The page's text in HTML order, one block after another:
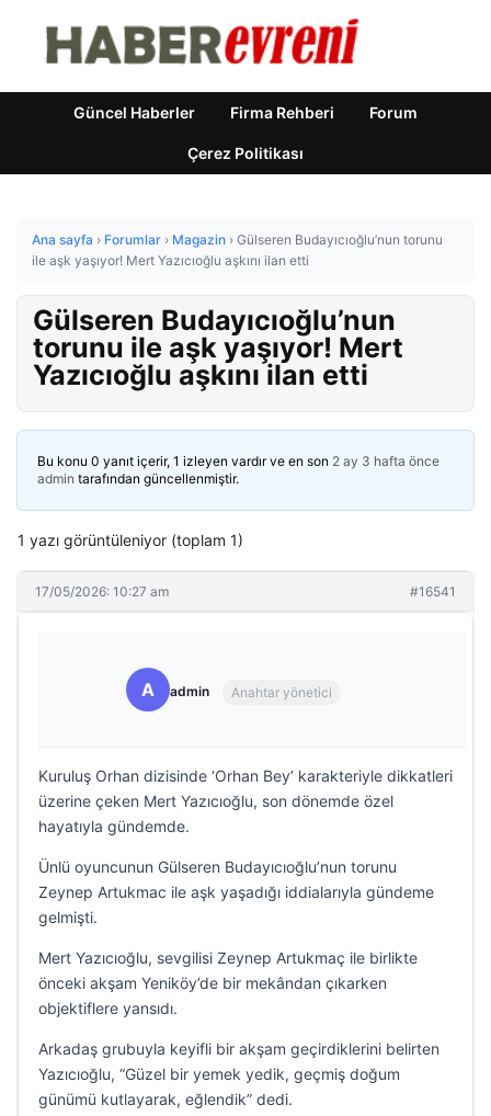
Güncel Haberler Firma Rehberi Forum
Çerez Politikası
Ana sayfa › Forumlar › Magazin › Gülseren Budayıcıoğlu’nun torunu
ile aşk yaşıyor! Mert Yazıcıoğlu aşkını ilan etti
Gülseren Budayıcıoğlu’nun
torunu ile aşk yaşıyor! Mert
Yazıcıoğlu aşkını ilan etti
Bu konu 0 yanıt içerir, 1 izleyen vardır ve en son 2 ay 3 hafta önce
admin tarafından güncellenmiştir.
1 yazı görüntüleniyor (toplam 1)
17/05/2026: 10:27 am #16541
A admin Anahtar yönetici
Kuruluş Orhan dizisinde ‘Orhan Bey’ karakteriyle dikkatleri
üzerine çeken Mert Yazıcıoğlu, son dönemde özel
hayatıyla gündemde.
Ünlü oyuncunun Gülseren Budayıcıoğlu’nun torunu
Zeynep Artukmac ile aşk yaşadığı iddialarıyla gündeme
gelmişti.
Mert Yazıcıoğlu, sevgilisi Zeynep Artukmaç ile birlikte
önceki akşam Yeniköy’de bir mekândan çıkarken
objektiflere yansıdı.
Arkadaş grubuyla keyifli bir akşam geçirdiklerini belirten
Yazıcıoğlu, “Güzel bir yemek yedik, geçmiş doğum
günümü kutlayarak, eğlendik” dedi.